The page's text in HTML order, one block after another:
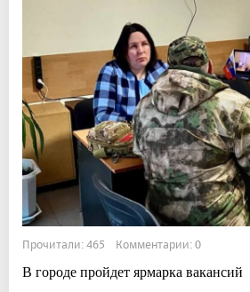
Прочитали: 465 Комментарии: 0
В городе пройдет ярмарка вакансий